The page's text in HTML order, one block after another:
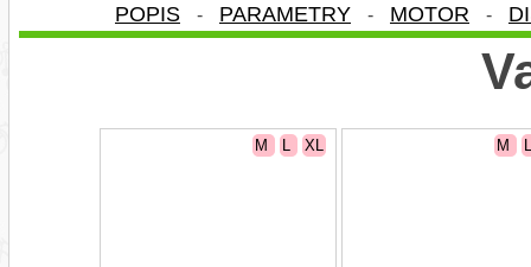
POPIS - PARAMETRY - MOTOR -
M L XL M